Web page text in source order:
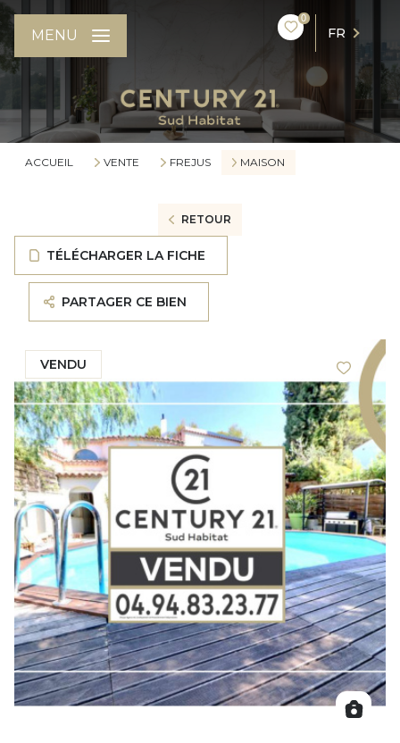
0
FR
MENU
ACCUEIL VENTE FREJUS MAISON
RETOUR
TÉLÉCHARGER LA FICHE
PARTAGER CE BIEN
VENDU